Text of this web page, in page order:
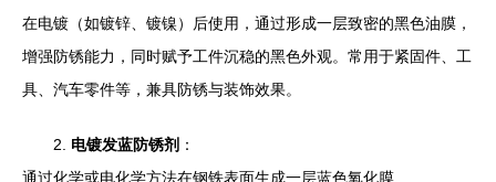
在电镀（如镀锌、镀镍）后使用，通过形成一层致密的黑色油膜，
增强防锈能力，同时赋予工件沉稳的黑色外观。常用于紧固件、工
具、汽车零件等，兼具防锈与装饰效果。
2. 电镀发蓝防锈剂 ：
通过化学或电化学方法在钢铁表面生成一层蓝色氧化膜